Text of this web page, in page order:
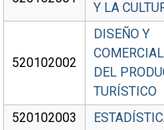
Y LA
520102002
DISEÑO Y
DEL
TURÍSTICO
520102003